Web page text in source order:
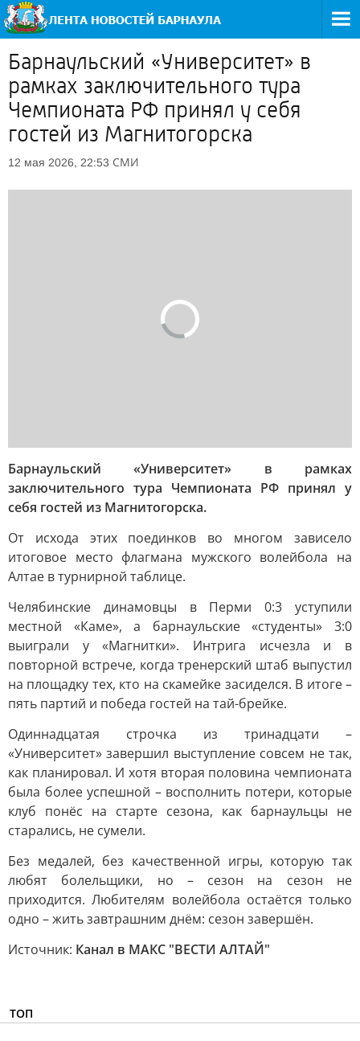
Барнаульский «Университет» в
рамках заключительного тура
Чемпионата РФ принял у себя
гостей из Магнитогорска
12 мая 2026, 22:53 СМИ
Барнаульский «Университет» в рамках
заключительного тура Чемпионата РФ принял у
себя гостей из Магнитогорска.
От исхода этих поединков во многом зависело
итоговое место флагмана мужского волейбола на
Алтае в турнирной таблице.
Челябинские динамовцы в Перми 0:3 уступили
местной «Каме», а барнаульские «студенты» 3:0
выиграли у «Магнитки». Интрига исчезла и в
повторной встрече, когда тренерский штаб выпустил
на площадку тех, кто на скамейке засиделся. В итоге –
пять партий и победа гостей на тай-брейке.
Одиннадцатая строчка из тринадцати –
«Университет» завершил выступление совсем не так,
как планировал. И хотя вторая половина чемпионата
была более успешной – восполнить потери, которые
клуб понёс на старте сезона, как барнаульцы не
старались, не сумели.
Без медалей, без качественной игры, которую так
любят болельщики, но – сезон на сезон не
приходится. Любителям волейбола остаётся только
одно – жить завтрашним днём: сезон завершён.
Источник: Канал в МАКС "ВЕСТИ АЛТАЙ"
ТОП